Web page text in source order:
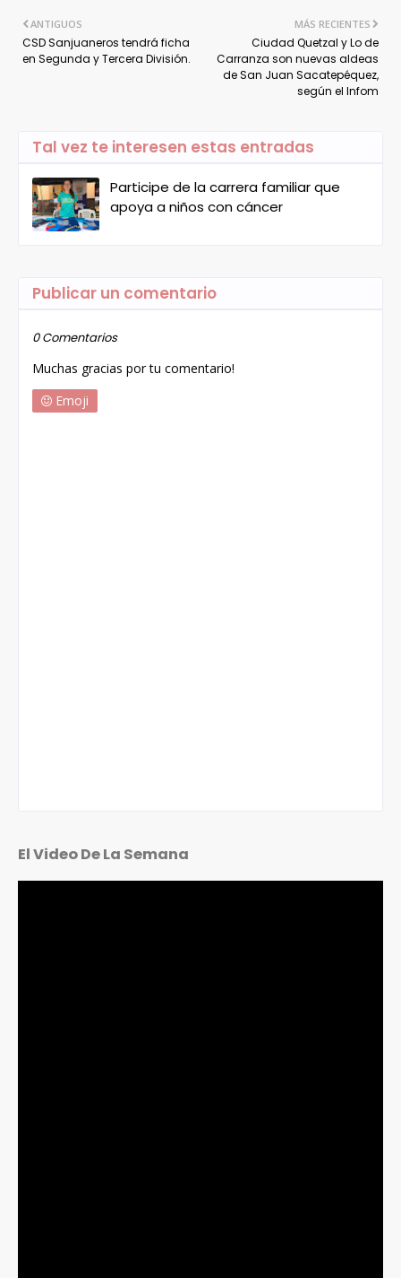
MÁS RECIENTES
Ciudad Quetzal y Lo de
Carranza son nuevas aldeas
de San Juan Sacatepéquez,
según el Infom
ANTIGUOS
CSD Sanjuaneros tendrá ficha
en Segunda y Tercera División.
Tal vez te interesen estas entradas
Participe de la carrera familiar que
apoya a niños con cáncer
Publicar un comentario
0 Comentarios
Muchas gracias por tu comentario!
Emoji
El Video De La Semana